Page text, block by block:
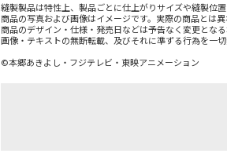
縫製製品は特性上、製品ごとに仕上がりサイズや縫製位置
商品の写真および画像はイメージです。実際の商品とは異
商品のデザイン・仕様・発売日などは予告なく変更となる
画像・テキストの無断転載、及びそれに準ずる行為を一切
©本郷あきよし・フジテレビ・東映アニメーション